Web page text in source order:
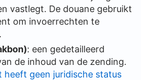
vastlegt. De douane gebruikt
om invoerrechten te
: een gedetailleerd
de inhoud van de zending.
heeft geen juridische status